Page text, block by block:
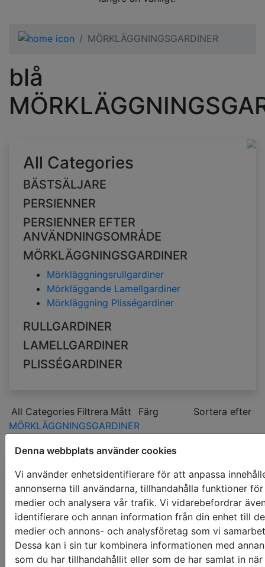
Denna webbplats använder cookies
Vi använder enhetsidentifierare för att anpassa
annonserna till användarna, tillhandahålla funktioner
medier och analysera vår trafik. Vi vidarebefordrar
identifierare och annan information från din enhet till
medier och annons- och analysföretag som vi
Dessa kan i sin tur kombinera informationen med
som du har tillhandahållit eller som de har samlat in
MÖRKLÄGGNINGSGARDINER
blå
All Categories
BÄSTSÄLJARE
PERSIENNER
PERSIENNER EFTER
ANVÄNDNINGSOMRÅDE
MÖRKLÄGGNINGSGARDINER
Mörkläggningsrullgardiner
Mörkläggande Lamellgardiner
Mörkläggning Plisségardiner
RULLGARDINER
LAMELLGARDINER
PLISSÉGARDINER
All Categories Filtrera Mått Färg
Sortera efter
MÖRKLÄGGNINGSGARDINER
500 x 1000mm
€ 55.23 pris med moms